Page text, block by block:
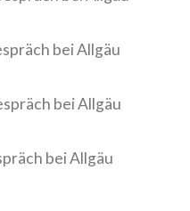
bei Allgäu
bei Allgäu
bei Allgäu